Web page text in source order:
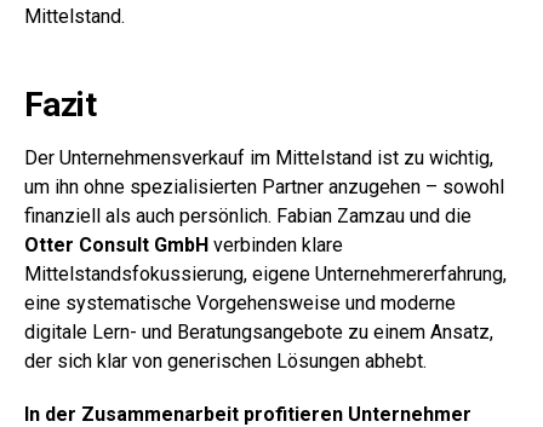
Mittelstand.
Fazit
Der Unternehmensverkauf im Mittelstand ist zu wichtig,
um ihn ohne spezialisierten Partner anzugehen – sowohl
finanziell als auch persönlich. Fabian Zamzau und die
Otter Consult GmbH verbinden klare
Mittelstandsfokussierung, eigene Unternehmererfahrung,
eine systematische Vorgehensweise und moderne
digitale Lern- und Beratungsangebote zu einem Ansatz,
der sich klar von generischen Lösungen abhebt.
In der Zusammenarbeit profitieren Unternehmer